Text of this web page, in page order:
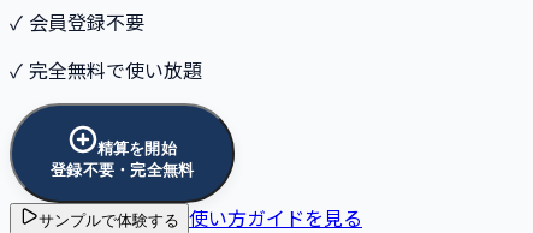
✓ 会員登録不要
✓ 完全無料で使い放題
精算を開始
登録不要・完全無料
サンプルで体験する 使い方ガイドを見る